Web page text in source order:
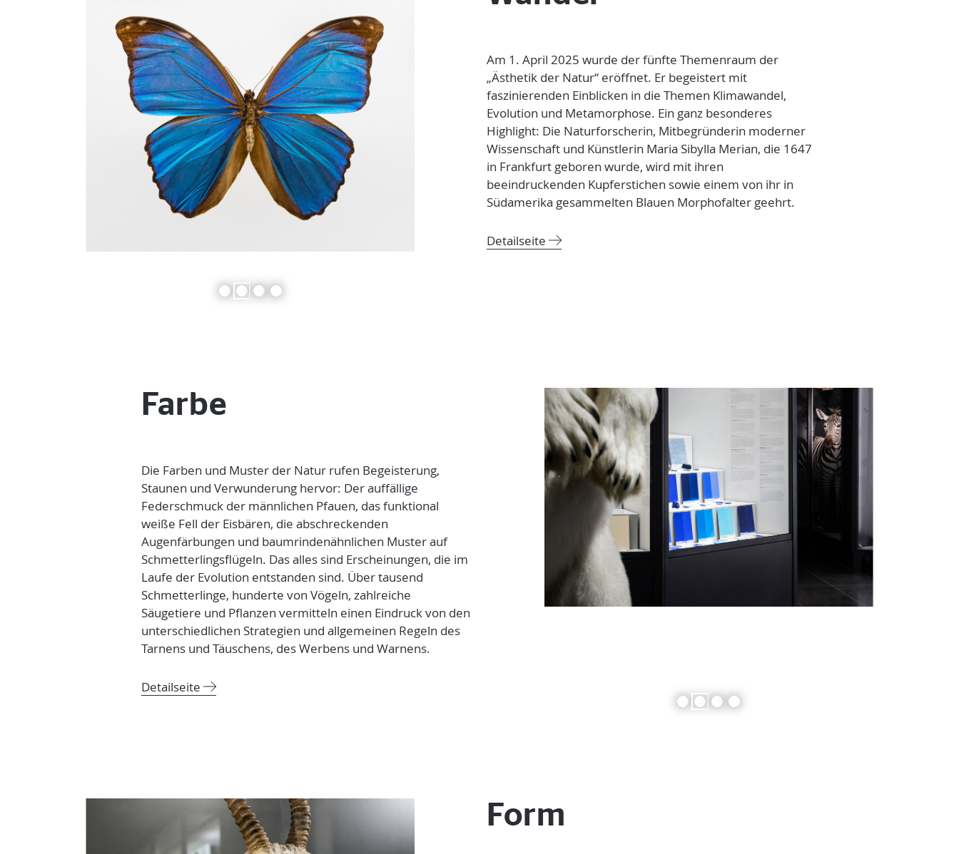
4
Am 1. April 2025 wurde der fünfte Themenraum der
„Ästhetik der Natur“ eröffnet. Er begeistert mit
faszinierenden Einblicken in die Themen Klimawandel,
Evolution und Metamorphose. Ein ganz besonderes
Highlight: Die Naturforscherin, Mitbegründerin moderner
Wissenschaft und Künstlerin Maria Sibylla Merian, die 1647
in Frankfurt geboren wurde, wird mit ihren
beeindruckenden Kupferstichen sowie einem von ihr in
Südamerika gesammelten Blauen Morphofalter geehrt.
Detailseite
Farbe
Die Farben und Muster der Natur rufen Begeisterung,
Staunen und Verwunderung hervor: Der auffällige
Federschmuck der männlichen Pfauen, das funktional
weiße Fell der Eisbären, die abschreckenden
Augenfärbungen und baumrindenähnlichen Muster auf
Schmetterlingsflügeln. Das alles sind Erscheinungen, die im
Laufe der Evolution entstanden sind. Über tausend
Schmetterlinge, hunderte von Vögeln, zahlreiche
Säugetiere und Pflanzen vermitteln einen Eindruck von den
unterschiedlichen Strategien und allgemeinen Regeln des
Tarnens und Täuschens, des Werbens und Warnens.
Detailseite
4
Form